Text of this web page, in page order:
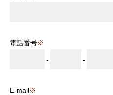
電話番号※
-
-
E-mail※